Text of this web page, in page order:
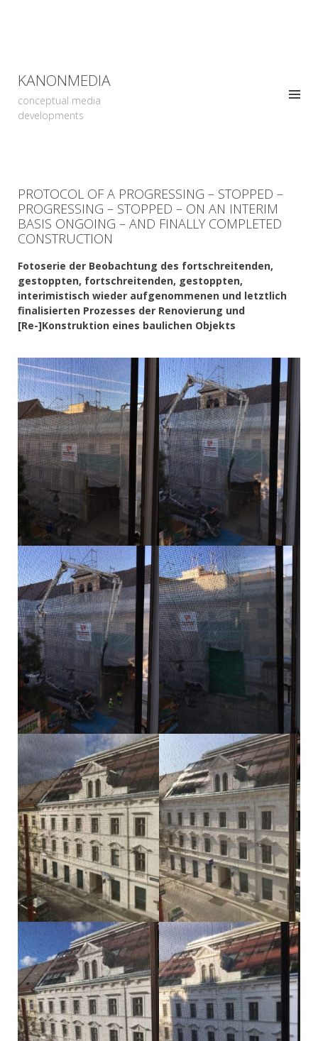
KANONMEDIA
conceptual media
developments
PROTOCOL OF A PROGRESSING – STOPPED –
PROGRESSING – STOPPED – ON AN INTERIM
BASIS ONGOING – AND FINALLY COMPLETED
CONSTRUCTION
Fotoserie der Beobachtung des fortschreitenden,
gestoppten, fortschreitenden, gestoppten,
interimistisch wieder aufgenommenen und letztlich
finalisierten Prozesses der Renovierung und
[Re-]Konstruktion eines baulichen Objekts